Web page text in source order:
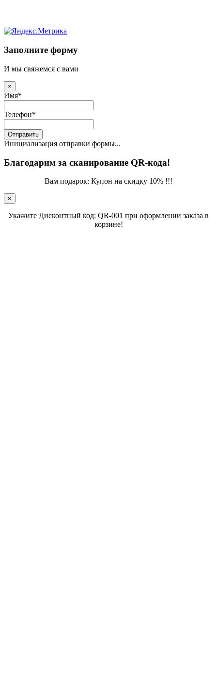
Заполните форму
И мы свяжемся с вами
×
Имя*
Телефон*
Отправить
Инициализация отправки формы...
Благодарим за сканирование QR-кода!
Вам подарок: Купон на скидку 10% !!!
×
Укажите Дисконтный код: QR-001 при оформлении заказа в
корзине!